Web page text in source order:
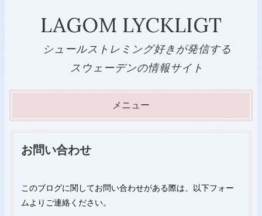
LAGOM LYCKLIGT
シュールストレミング好きが発信する
スウェーデンの情報サイト
メニュー
テ
ツ
へ
お問い合わせ
このブログに関してお問い合わせがある際は、以下フォー
ムよりご連絡ください。